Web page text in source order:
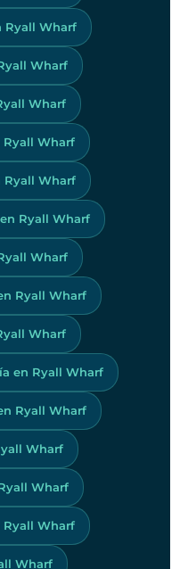
Ryall Wharf
Wharf
Wharf
Ryall Wharf
Ryall Wharf
Ryall Wharf
Wharf
Ryall Wharf
Wharf
en Ryall Wharf
Ryall Wharf
Wharf
Wharf
Ryall Wharf
Wharf